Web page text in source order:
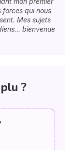
forces qui nous
Mes sujets
bienvenue
?